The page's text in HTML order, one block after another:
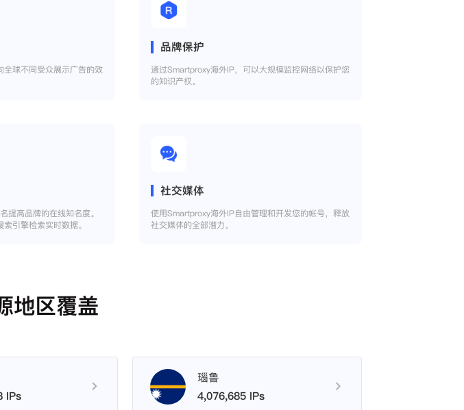
球不同受众展示广告的效
品牌保护
通过Smartproxy海外IP，可以大规模监控网络以保护您
的知识产权。
提高品牌的在线知名度。
引擎检索实时数据。
社交媒体
使用Smartproxy海外IP自由管理和开发您的帐号，释放
社交媒体的全部潜力。
地区覆盖
IPs
瑙鲁
4,076,685 IPs